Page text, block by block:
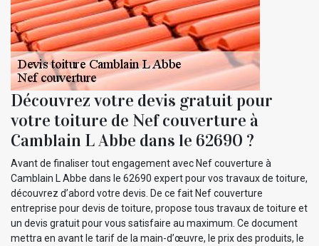
Découvrez votre devis gratuit pour
votre toiture de Nef couverture à
Camblain L Abbe dans le 62690 ?
Avant de finaliser tout engagement avec Nef couverture à
Camblain L Abbe dans le 62690 expert pour vos travaux de toiture,
découvrez d’abord votre devis. De ce fait Nef couverture
entreprise pour devis de toiture, propose tous travaux de toiture et
un devis gratuit pour vous satisfaire au maximum. Ce document
mettra en avant le tarif de la main-d’œuvre, le prix des produits, le